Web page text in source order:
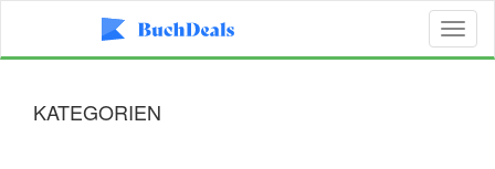
KATEGORIEN